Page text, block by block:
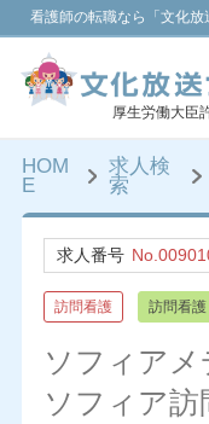
看護師の転職なら「文化放
厚生労働大臣
HOM
E
求人検
索
求人番号
訪問看護 訪問看
ソフィアメ
ソフィア訪